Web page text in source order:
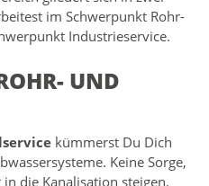
im Schwerpunkt Rohr-
Industrieservice.
UND
kümmerst Du Dich
Keine Sorge,
die Kanalisation steigen,